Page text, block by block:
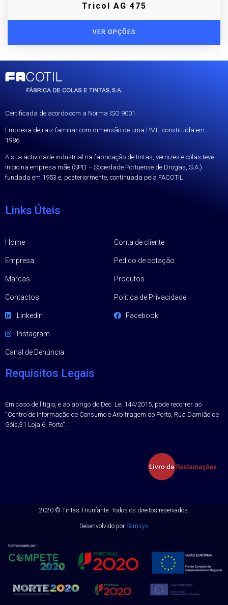
Tricol AG 475
VER OPÇÕES
Certificada de acordo com a Norma ISO 9001.
Empresa de raiz familiar com dimensão de uma PME, constituída em
1986.
A sua actividade industrial na fabricação de tintas, vernizes e colas teve
inicio na empresa mãe (SPD – Sociedade Portuense de Drogas, S.A.)
fundada em 1953 e, posteriormente, continuada pela FACOTIL.
Links Úteis
Home
Empresa
Marcas
Contactos
Linkedin
Instagram
Canal de Denúncia
Conta de cliente
Pedido de cotação
Produtos
Política de Privacidade
Facebook
Requisitos Legais
Em caso de litígio, e ao abrigo do Dec. Lei 144/2015, pode recorrer ao
“Centro de Informação de Consumo e Arbitragem do Porto, Rua Damião de
Góis,31 Loja 6, Porto”.
2020 © Tintas Triunfante. Todos os direitos reservados.
Desenvolvido por Samsys